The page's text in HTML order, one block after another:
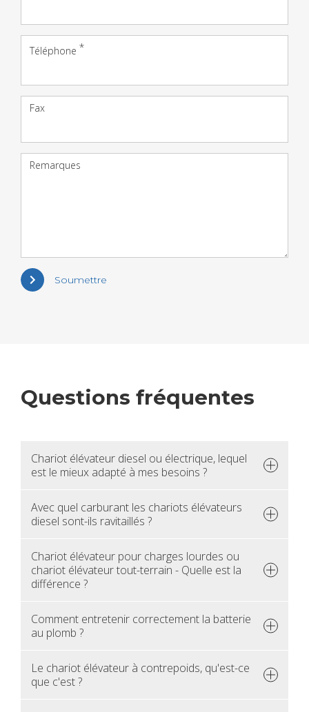
Téléphone
Fax
Remarques
Soumettre
Ques­tions fré­quentes
Cha­riot élé­va­teur die­sel ou élec­trique, lequel
est le mieux adapté à mes besoins ?
Avec quel car­bu­rant les cha­riots élé­va­teurs
die­sel sont-ils ravi­taillés ?
Cha­riot élé­va­teur pour charges lourdes ou
cha­riot élé­va­teur tout-ter­rain - Quelle est la
dif­fé­rence ?
Com­ment entre­te­nir cor­rec­te­ment la bat­te­rie
au plomb ?
Le cha­riot élé­va­teur à contre­poids, qu'est-ce
que c'est ?